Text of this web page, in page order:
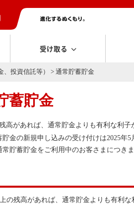
受け取る
、投資信託等） > 通常貯蓄貯金
蓄貯金
高があれば、通常貯金よりも有利な利子
貯金の新規申し込みの受け付けは2025年5
常貯蓄貯金をご利用中のお客さまにつき
の残高があれば、通常貯金よりも有利な